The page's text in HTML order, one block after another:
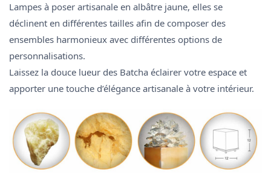
Lampes à poser artisanale en albâtre jaune, elles se
déclinent en différentes tailles afin de composer des
ensembles harmonieux avec différentes options de
personnalisations.
Laissez la douce lueur des Batcha éclairer votre espace et
apporter une touche d’élégance artisanale à votre intérieur.